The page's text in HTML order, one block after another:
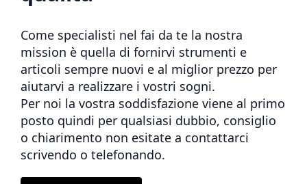
Come specialisti nel fai da te la nostra
mission è quella di fornirvi strumenti e
articoli sempre nuovi e al miglior prezzo per
aiutarvi a realizzare i vostri sogni.
Per noi la vostra soddisfazione viene al primo
posto quindi per qualsiasi dubbio, consiglio
o chiarimento non esitate a contattarci
scrivendo o telefonando.